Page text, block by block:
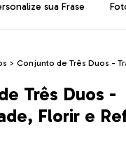
sua Frase
> Conjunto de Três Duos -
Três Duos -
Florir e